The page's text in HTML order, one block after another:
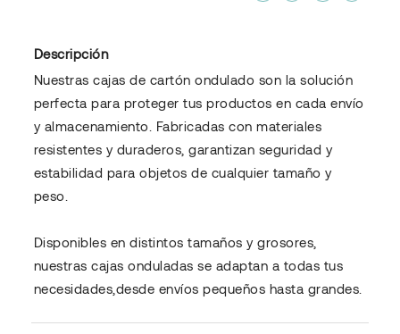
Descripción
Nuestras cajas de cartón ondulado son la solución
perfecta para proteger tus productos en cada envío
y almacenamiento. Fabricadas con materiales
resistentes y duraderos, garantizan seguridad y
estabilidad para objetos de cualquier tamaño y
peso.
Disponibles en distintos tamaños y grosores,
nuestras cajas onduladas se adaptan a todas tus
necesidades,desde envíos pequeños hasta grandes.